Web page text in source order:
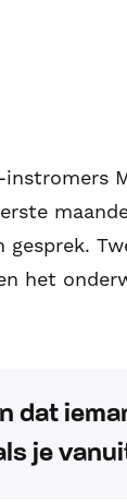
het
dat
je